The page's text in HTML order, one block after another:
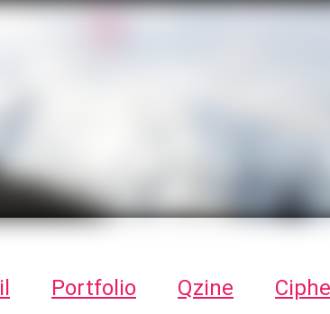
T
vortex à chats - Illustrations, trucs en
Portfolio Qzine